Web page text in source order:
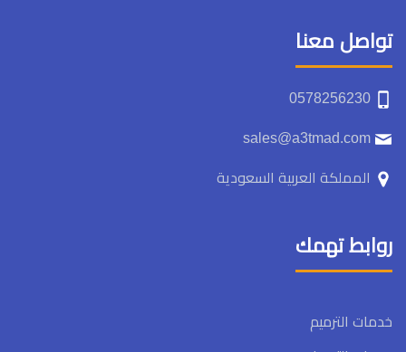
تواصل معنا
المملكة العربية السعودية
روابط تهمك
خدمات الترميم